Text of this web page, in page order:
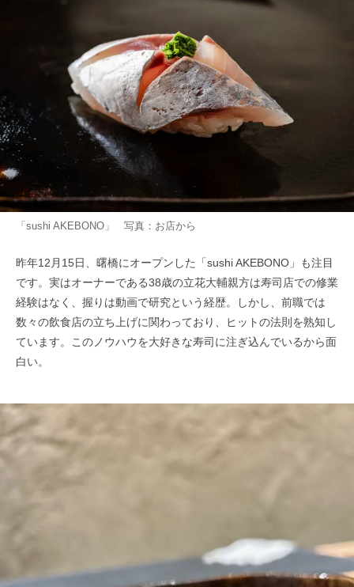
「sushi AKEBONO」 写真：お店から
昨年12月15日、曙橋にオープンした「sushi AKEBONO」も注目
です。実はオーナーである38歳の立花大輔親方は寿司店での修業
経験はなく、握りは動画で研究という経歴。しかし、前職では
数々の飲食店の立ち上げに関わっており、ヒットの法則を熟知し
ています。このノウハウを大好きな寿司に注ぎ込んでいるから面
白い。